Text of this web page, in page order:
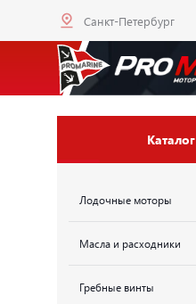
Санкт-Петербург
Каталог
Лодочные моторы
Масла и расходники
Гребные винты